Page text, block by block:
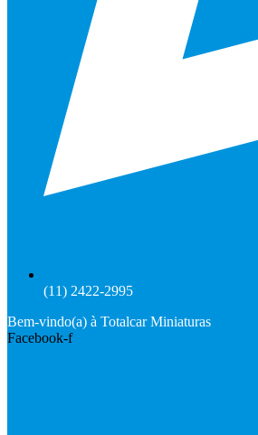
(11) 2422-2995
Bem-vindo(a) à Totalcar Miniaturas
Facebook-f